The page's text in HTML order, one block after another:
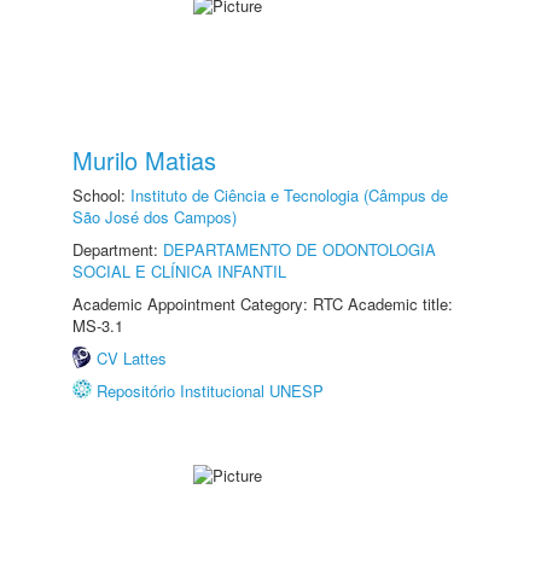
Murilo Matias
School: Instituto de Ciência e Tecnologia (Câmpus de
São José dos Campos)
Department: DEPARTAMENTO DE ODONTOLOGIA
SOCIAL E CLÍNICA INFANTIL
Academic Appointment Category: RTC Academic title:
MS-3.1
CV Lattes
Repositório Institucional UNESP